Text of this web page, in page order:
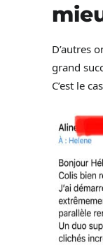
D’autres
grand
C’est le